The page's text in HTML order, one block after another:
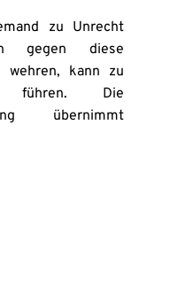
zu Unrecht
gegen diese
wehren, kann zu
führen. Die
übernimmt